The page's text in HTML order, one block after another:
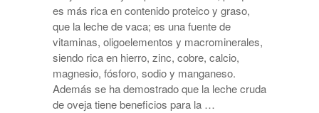
es más rica en contenido proteico y graso,
que la leche de vaca; es una fuente de
vitaminas, oligoelementos y macrominerales,
siendo rica en hierro, zinc, cobre, calcio,
magnesio, fósforo, sodio y manganeso.
Además se ha demostrado que la leche cruda
de oveja tiene beneficios para la …